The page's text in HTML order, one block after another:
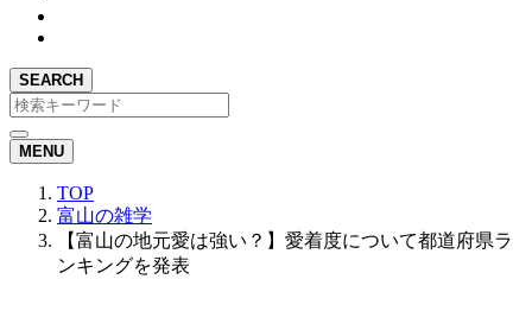
SEARCH
MENU
TOP
富山の雑学
【富山の地元愛は強い？】愛着度について都道府県ラ
ンキングを発表